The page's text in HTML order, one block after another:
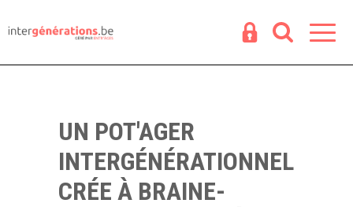
UN POT'AGER
INTERGÉNÉRATIONNEL
CRÉE À BRAINE-